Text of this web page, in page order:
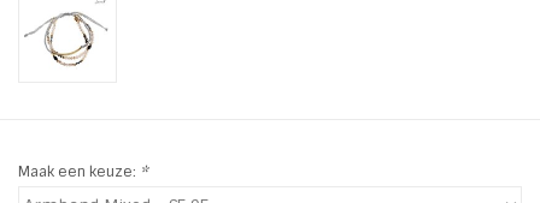
Ohlala Jewels
Maak een keuze: *